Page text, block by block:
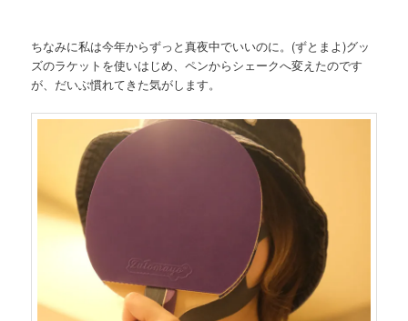
ちなみに私は今年からずっと真夜中でいいのに。(ずとまよ)グッ
ズのラケットを使いはじめ、ペンからシェークへ変えたのです
が、だいぶ慣れてきた気がします。